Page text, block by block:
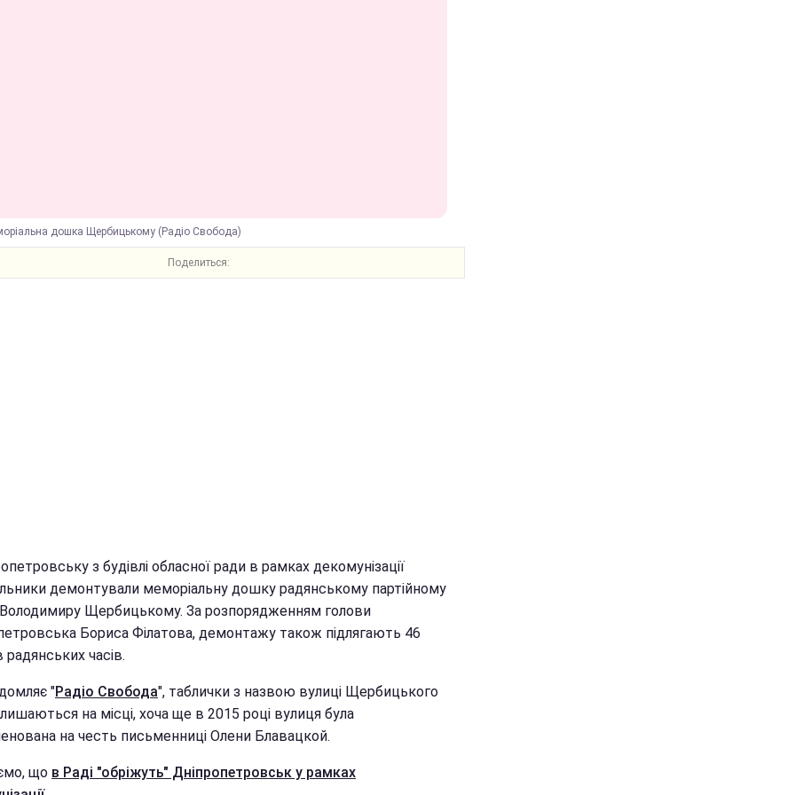
дошка Щербицькому (Радіо Свобода)
Поделиться:
з будівлі обласної ради в рамках декомунізації
демонтували меморіальну дошку радянському партійному
Володимиру Щербицькому. За розпорядженням голови
Бориса Філатова, демонтажу також підлягають 46
радянських часів.
"Радіо Свобода", таблички з назвою вулиці Щербицького
на місці, хоча ще в 2015 році вулиця була
на честь письменниці Олени Блавацкой.
що в Раді "обріжуть" Дніпропетровськ у рамках